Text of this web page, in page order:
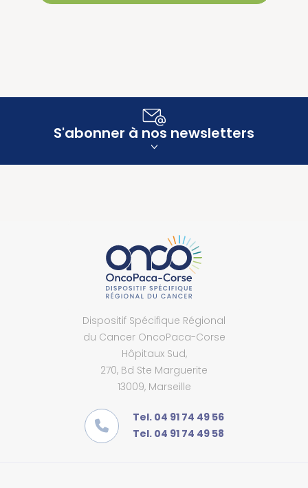
S'abonner à nos newsletters
Dispositif Spécifique Régional
du Cancer OncoPaca-Corse
Hôpitaux Sud,
270, Bd Ste Marguerite
13009, Marseille
Tel. 04 91 74 49 56
Tel. 04 91 74 49 58